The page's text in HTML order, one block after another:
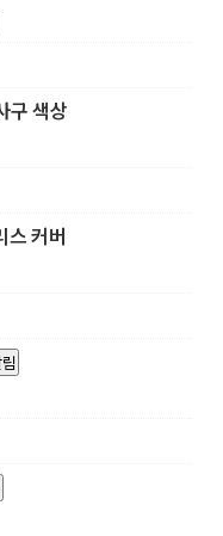
구 색상
스 커버